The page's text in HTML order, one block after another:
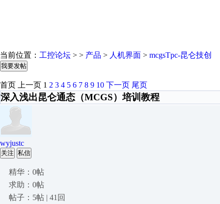
当前位置： 工控论坛 > > 产品 > 人机界面 > mcgsTpc-昆仑技创
我要发帖
首页 上一页 1 2 3 4 5 6 7 8 9 10 下一页 尾页
深入浅出昆仑通态（MCGS）培训教程
wyjustc
关注 私信
精华：0帖
求助：0帖
帖子：5帖 | 41回